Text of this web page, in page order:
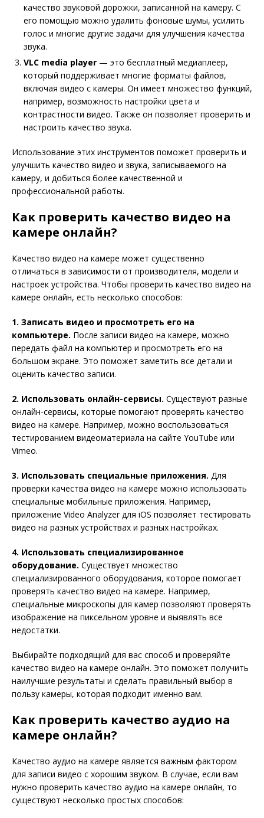
качество звуковой дорожки, записанной на камеру. С
его помощью можно удалить фоновые шумы, усилить
голос и многие другие задачи для улучшения качества
звука.
VLC media player — это бесплатный медиаплеер,
который поддерживает многие форматы файлов,
включая видео с камеры. Он имеет множество функций,
например, возможность настройки цвета и
контрастности видео. Также он позволяет проверить и
настроить качество звука.
Использование этих инструментов поможет проверить и
улучшить качество видео и звука, записываемого на
камеру, и добиться более качественной и
профессиональной работы.
Как проверить качество видео на
камере онлайн?
Качество видео на камере может существенно
отличаться в зависимости от производителя, модели и
настроек устройства. Чтобы проверить качество видео на
камере онлайн, есть несколько способов:
1. Записать видео и просмотреть его на
компьютере. После записи видео на камере, можно
передать файл на компьютер и просмотреть его на
большом экране. Это поможет заметить все детали и
оценить качество записи.
2. Использовать онлайн-сервисы. Существуют разные
онлайн-сервисы, которые помогают проверять качество
видео на камере. Например, можно воспользоваться
тестированием видеоматериала на сайте YouTube или
Vimeo.
3. Использовать специальные приложения. Для
проверки качества видео на камере можно использовать
специальные мобильные приложения. Например,
приложение Video Analyzer для iOS позволяет тестировать
видео на разных устройствах и разных настройках.
4. Использовать специализированное
оборудование. Существует множество
специализированного оборудования, которое помогает
проверять качество видео на камере. Например,
специальные микроскопы для камер позволяют проверять
изображение на пиксельном уровне и выявлять все
недостатки.
Выбирайте подходящий для вас способ и проверяйте
качество видео на камере онлайн. Это поможет получить
наилучшие результаты и сделать правильный выбор в
пользу камеры, которая подходит именно вам.
Как проверить качество аудио на
камере онлайн?
Качество аудио на камере является важным фактором
для записи видео с хорошим звуком. В случае, если вам
нужно проверить качество аудио на камере онлайн, то
существуют несколько простых способов: